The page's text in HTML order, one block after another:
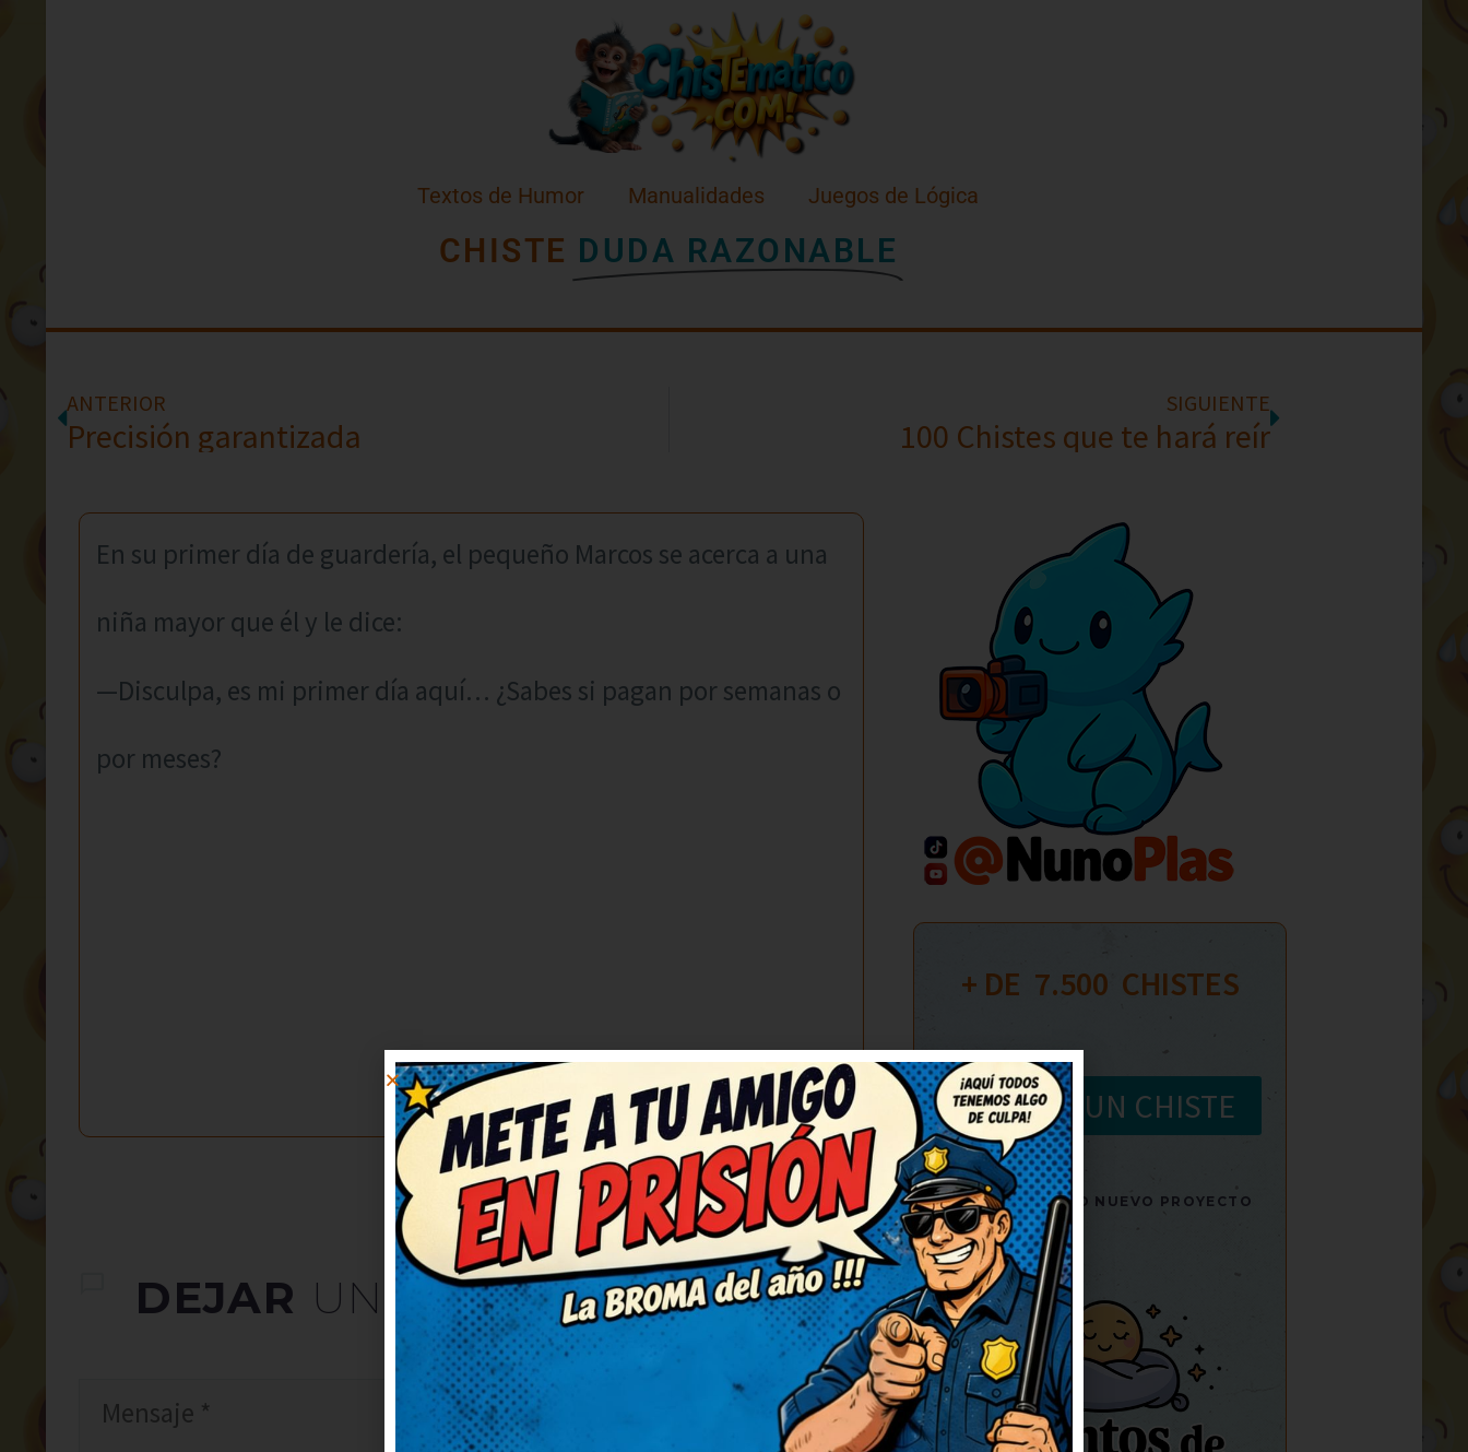
Textos de Humor Manualidades Juegos de Lógica
CHISTE DUDA RAZONABLE
ANTERIOR
Precisión garantizada
SIGUIENTE
100 Chistes que te hará reír
En su primer día de guardería, el pequeño Marcos se acerca a una
niña mayor que él y le dice:
—Disculpa, es mi primer día aquí… ¿Sabes si pagan por semanas o
por meses?
DEJAR UN COMENTARIO
+ DE 7.500
  CHISTES
AGREGA UN CHISTE
VISITA NUESTRO NUEVO PROYECTO